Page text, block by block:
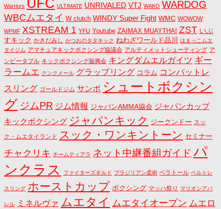
Warriors UFC ULTIMATE UNRIVALED VTJ WAKO WARDOG
WBCムエタイ W clutch WINDY Super Fight WMC WOWOW
WPMF XSTREAM 1 YFU Youtube ZAIMAX MUAYTHAI ZST いぶ
すキック かきだみし かつおのタタキック ねわざワールド品川
はまっこムエ
タイジム アマチュアキックボクシング協議会 アルティメットシューティング ア
ンビータブル キックボクシング振興会 キングダムエルガイツ ギー
ラームエ クンクメール グラップリング コラム コンバットレ
スリング ゴールドジム サンボ シュートボクシン
グ ジムPR ジム情報 ジャパンAMMA協会 ジャパンカップ
キックボクシング ジャパンキック ジークンドー スッ
ク・ムエタイランド スック・ワンキントーン セミナー
チャクリキ チームティアラ ネット中継番組ガイド パ
ンクラス
ファイターズギルド ブラジリアン柔術 ベラトール ベルトレ
スリング ホーストカップ ボクシング マッハ祭り マリオンアパ
レル ミネルヴァ ムエタイ ムエタイオープン ムエロ